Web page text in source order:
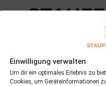
Einwilligung verwalten
Um dir ein optimales Erlebnis zu
Cookies, um Geräteinformationen